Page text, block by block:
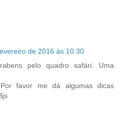
de 2016 às 10:30
pelo quadro safári. Uma
favor me dá algumas dicas